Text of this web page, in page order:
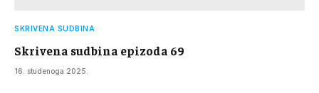
SKRIVENA SUDBINA
Skrivena sudbina epizoda 69
16. studenoga 2025.